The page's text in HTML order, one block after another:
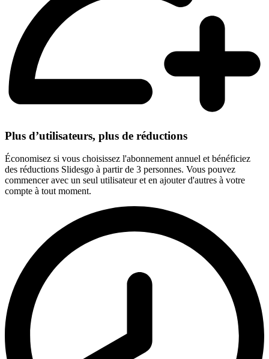
Plus d’utilisateurs, plus de réductions
Économisez si vous choisissez l'abonnement annuel et bénéficiez
des réductions Slidesgo à partir de 3 personnes. Vous pouvez
commencer avec un seul utilisateur et en ajouter d'autres à votre
compte à tout moment.